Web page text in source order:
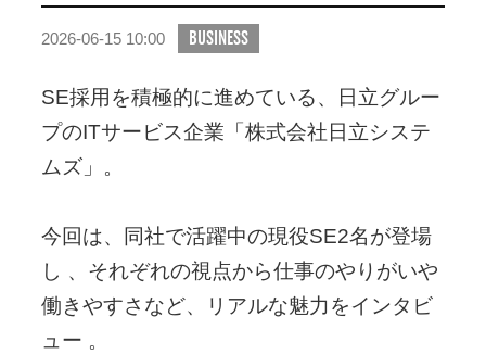
2026-06-15 10:00 BUSINESS
SE採用を積極的に進めている、日立グルー
プのITサービス企業「株式会社日立システ
ムズ」。
今回は、同社で活躍中の現役SE2名が登場
し 、それぞれの視点から仕事のやりがいや
働きやすさなど、リアルな魅力をインタビ
ュー 。